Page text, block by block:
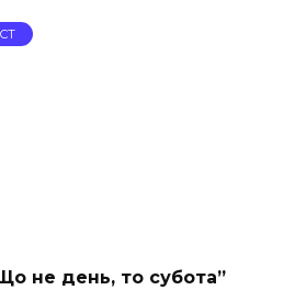
не день, то субота”